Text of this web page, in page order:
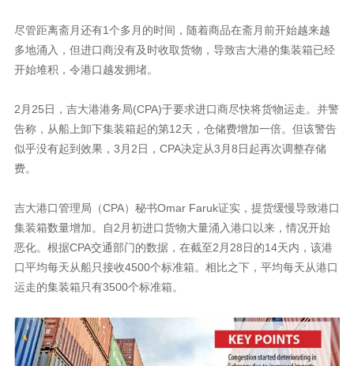
尽管距离斋月还有1个多月的时间，随着商品在斋月前开始越来越
多地涌入，但进口商没有及时收取货物，导致吉大港的集装箱已经
开始堆积，令港口越发拥堵。
2月25日，吉大港港务局(CPA)于要求进口商尽快将货物运走。并警
告称，从船上卸下集装箱起的第12天，仓储费增加一倍。但该警告
似乎没有起到效果，3月2日，CPA决定从3月8日起再次调整存储
费。
吉大港口管理局（CPA）秘书Omar Faruk证实，提货缓慢导致港口
集装箱数量增加。自2月初进口货物大量涌入港口以来，情况开始
恶化。根据CPA交通部门的数据，在截至2月28日的14天内，该港
口平均每天从船只接收4500个标准箱。相比之下，平均每天从港口
运走的集装箱只有3500个标准箱。